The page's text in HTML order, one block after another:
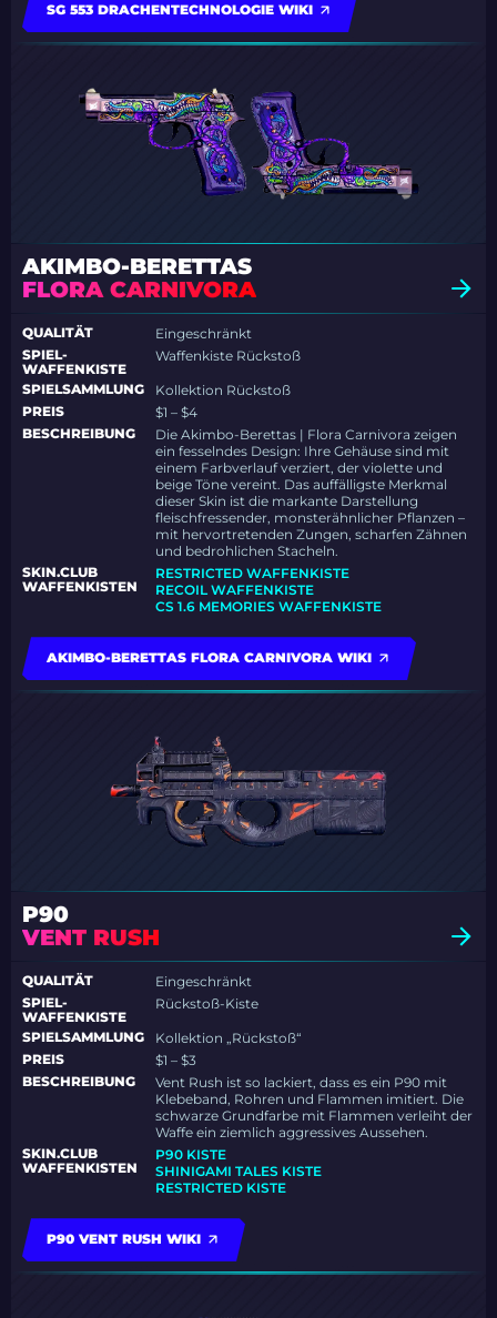
SG 553 DRACHENTECHNOLOGIE WIKI
AKIMBO-BERETTAS
FLORA CARNIVORA
QUALITÄT
Eingeschränkt
SPIEL-
WAFFENKISTE
Waffenkiste Rückstoß
SPIELSAMMLUNG
Kollektion Rückstoß
PREIS
$1 – $4
BESCHREIBUNG
Die Akimbo-Berettas | Flora Carnivora zeigen
ein fesselndes Design: Ihre Gehäuse sind mit
einem Farbverlauf verziert, der violette und
beige Töne vereint. Das auffälligste Merkmal
dieser Skin ist die markante Darstellung
fleischfressender, monsterähnlicher Pflanzen –
mit hervortretenden Zungen, scharfen Zähnen
und bedrohlichen Stacheln.
SKIN.CLUB
WAFFENKISTEN
RESTRICTED WAFFENKISTE
RECOIL WAFFENKISTE
CS 1.6 MEMORIES WAFFENKISTE
AKIMBO-BERETTAS FLORA CARNIVORA WIKI
P90
VENT RUSH
QUALITÄT
Eingeschränkt
SPIEL-
WAFFENKISTE
Rückstoß-Kiste
SPIELSAMMLUNG
Kollektion „Rückstoß“
PREIS
$1 – $3
BESCHREIBUNG
Vent Rush ist so lackiert, dass es ein P90 mit
Klebeband, Rohren und Flammen imitiert. Die
schwarze Grundfarbe mit Flammen verleiht der
Waffe ein ziemlich aggressives Aussehen.
SKIN.CLUB
WAFFENKISTEN
P90 KISTE
SHINIGAMI TALES KISTE
RESTRICTED KISTE
P90 VENT RUSH WIKI